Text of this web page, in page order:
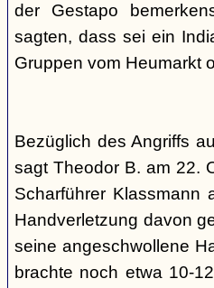
der Gestapo
sagten, dass sei ein
Gruppen vom Heumarkt
Bezüglich des Angriffs
sagt Theodor B. am 22.
Scharführer Klassmann
Handverletzung davon
seine angeschwollene
brachte noch etwa 10-